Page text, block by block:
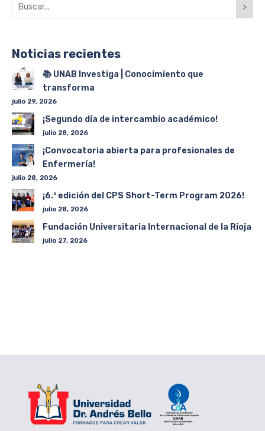
>
Noticias recientes
📚 UNAB Investiga | Conocimiento que
transforma
julio 29, 2026
¡Segundo día de intercambio académico!
julio 28, 2026
¡Convocatoria abierta para profesionales de
Enfermería!
julio 28, 2026
¡6.ª edición del CPS Short-Term Program 2026!
julio 28, 2026
Fundación Universitaria Internacional de la Rioja
julio 27, 2026